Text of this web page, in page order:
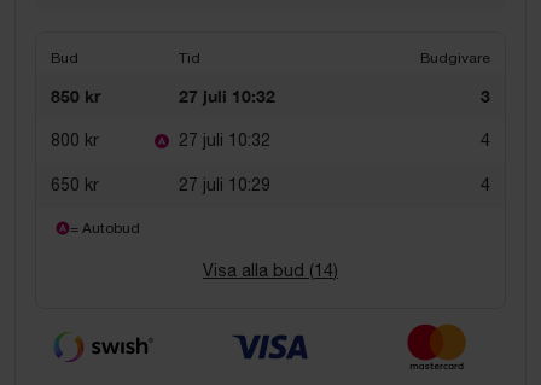
Bud Tid Budgivare
850 kr 27 juli 10:32 3
800 kr 27 juli 10:32 4
650 kr 27 juli 10:29 4
= Autobud
Visa alla bud (14)